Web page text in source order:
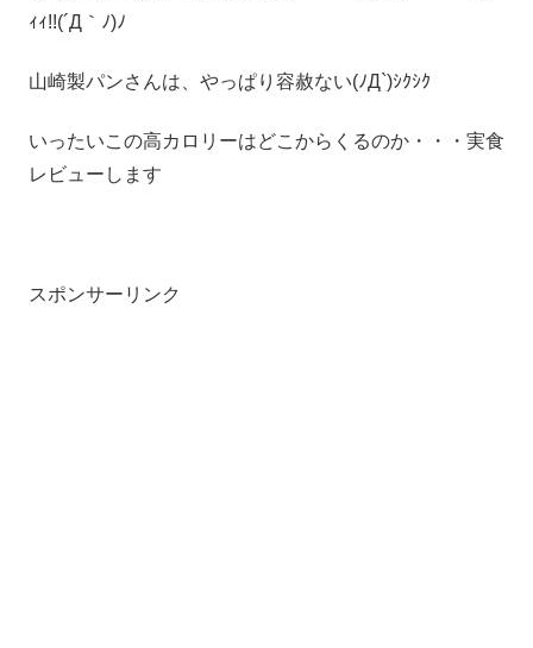
ｨｨ!!(´Д｀ﾉ)ﾉ
山崎製パンさんは、やっぱり容赦ない(ﾉД`)ｼｸｼｸ
いったいこの高カロリーはどこからくるのか・・・実食
レビューします
スポンサーリンク